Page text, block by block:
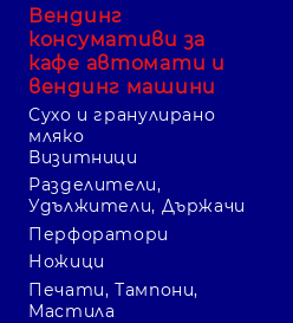
Вендинг
консумативи за
кафе автомати и
вендинг машини
Сухо и гранулирано
мляко
Визитници
Разделители,
Удължители, Държачи
Перфоратори
Ножици
Печати, Тампони,
Мастила